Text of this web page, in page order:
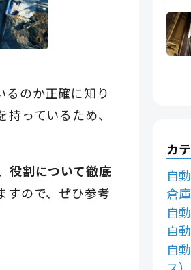
るのか正確に知り
っているため、
役割について徹底
すので、ぜひ参考
カ
自
倉
自
自
自